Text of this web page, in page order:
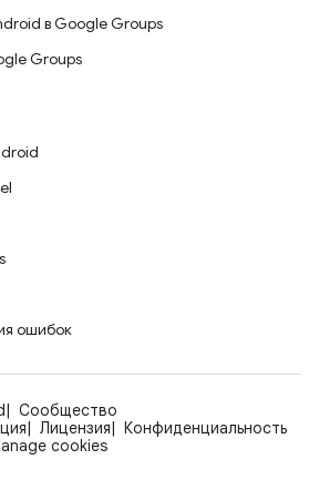
в Google Groups
Groups
ошибок
Сообщество
Лицензия
Конфиденциальность
cookies